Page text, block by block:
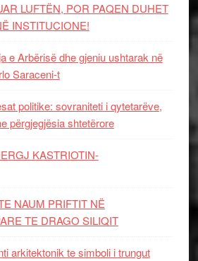
LUFTËN, POR PAQEN DUHET
INSTITUCIONE!
e Arbërisë dhe gjeniu ushtarak në
Saraceni-t
politike: sovraniteti i qytetarëve,
përgjegjësia shtetërore
KASTRIOTIN-
NAUM PRIFTIT NË
TE DRAGO SILIQIT
arkitektonik te simboli i trungut